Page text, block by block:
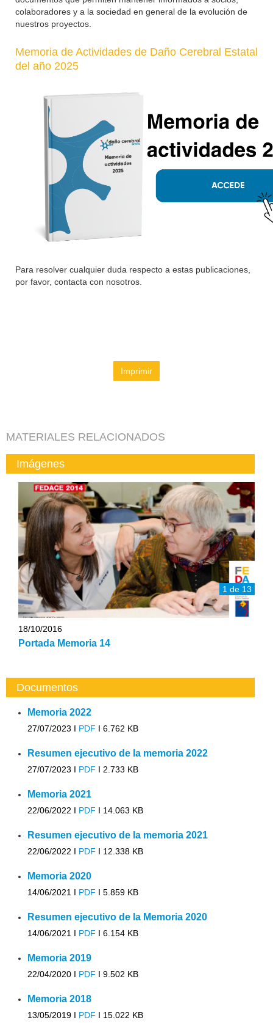
colaboradores y a la sociedad en general de la evolución de
nuestros proyectos.
Memoria de Actividades de Daño Cerebral Estatal
del año 2025
Para resolver cualquier duda respecto a estas publicaciones,
por favor, contacta con nosotros.
Imprimir
MATERIALES RELACIONADOS
Imágenes
1 de 13
18/10/2016
Portada Memoria 14
Documentos
Memoria 2022
27/07/2023 I PDF I 6.762 KB
Resumen ejecutivo de la memoria 2022
27/07/2023 I PDF I 2.733 KB
Memoria 2021
22/06/2022 I PDF I 14.063 KB
Resumen ejecutivo de la memoria 2021
22/06/2022 I PDF I 12.338 KB
Memoria 2020
14/06/2021 I PDF I 5.859 KB
Resumen ejecutivo de la Memoria 2020
14/06/2021 I PDF I 6.154 KB
Memoria 2019
22/04/2020 I PDF I 9.502 KB
Memoria 2018
13/05/2019 I PDF I 15.022 KB